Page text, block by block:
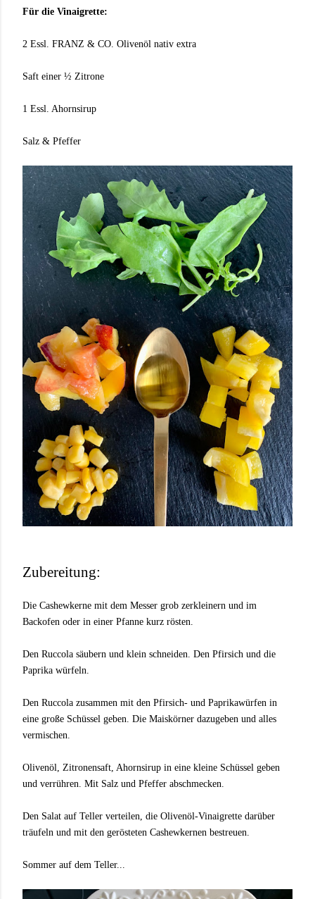
Für die Vinaigrette:
2 Essl. FRANZ & CO. Olivenöl nativ extra
Saft einer ½ Zitrone
1 Essl. Ahornsirup
Salz & Pfeffer
Zubereitung:
Die Cashewkerne mit dem Messer grob zerkleinern und im
Backofen oder in einer Pfanne kurz rösten.
Den Ruccola säubern und klein schneiden. Den Pfirsich und die
Paprika würfeln.
Den Ruccola zusammen mit den Pfirsich- und Paprikawürfen in
eine große Schüssel geben. Die Maiskörner dazugeben und alles
vermischen.
Olivenöl, Zitronensaft, Ahornsirup in eine kleine Schüssel geben
und verrühren. Mit Salz und Pfeffer abschmecken.
Den Salat auf Teller verteilen, die Olivenöl-Vinaigrette darüber
träufeln und mit den gerösteten Cashewkernen bestreuen.
Sommer auf dem Teller...